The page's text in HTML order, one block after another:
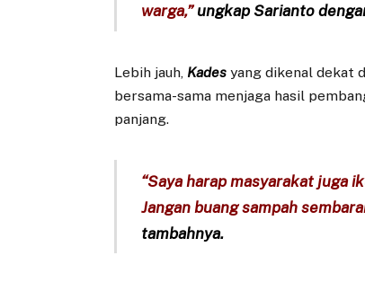
warga,”ungkap Sarianto
Lebih jauh, Kades yang dikenal dekat
bersama-sama menjaga hasil
panjang.
“Saya harap masyarakat juga
Jangan buang sampah
tambahnya.